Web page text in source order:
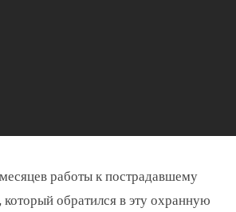
работы к пострадавшему
обратился в эту охранную